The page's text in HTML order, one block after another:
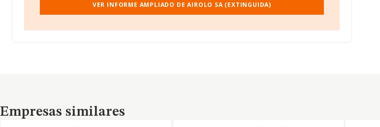
VER INFORME AMPLIADO DE AIROLO SA (EXTINGUIDA)
Empresas similares
Empresas similares